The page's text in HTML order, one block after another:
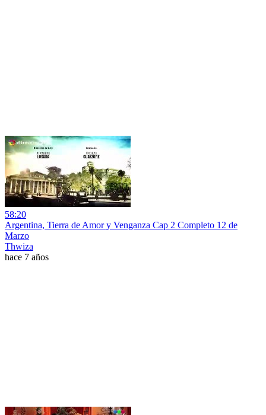
58:20
Argentina, Tierra de Amor y Venganza Cap 2 Completo 12 de
Marzo
Thwiza
hace 7 años